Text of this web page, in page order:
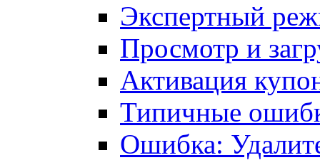
Экспертный
Просмотр и
Активация
Типичные
Ошибка: